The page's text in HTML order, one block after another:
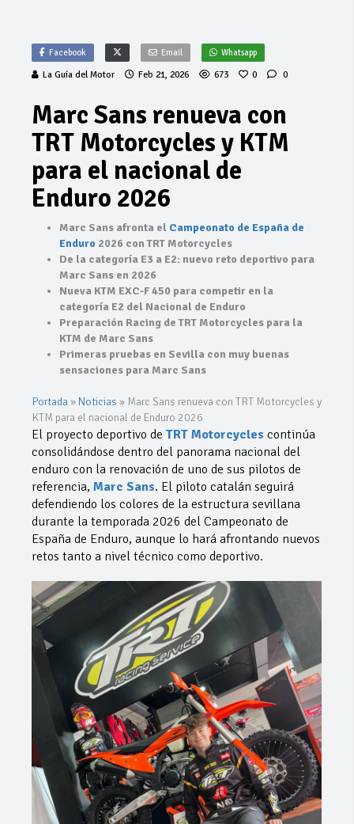
Facebook Email Whatsapp
La Guía del Motor Feb 21, 2026 673 0 0
Marc Sans renueva con
TRT Motorcycles y KTM
para el nacional de
Enduro 2026
Marc Sans afronta el Campeonato de España de
Enduro 2026 con TRT Motorcycles
De la categoría E3 a E2: nuevo reto deportivo para
Marc Sans en 2026
Nueva KTM EXC-F 450 para competir en la
categoría E2 del Nacional de Enduro
Preparación Racing de TRT Motorcycles para la
KTM de Marc Sans
Primeras pruebas en Sevilla con muy buenas
sensaciones para Marc Sans
Portada » Noticias » Marc Sans renueva con TRT Motorcycles y
KTM para el nacional de Enduro 2026
El proyecto deportivo de TRT Motorcycles continúa
consolidándose dentro del panorama nacional del
enduro con la renovación de uno de sus pilotos de
referencia, Marc Sans. El piloto catalán seguirá
defendiendo los colores de la estructura sevillana
durante la temporada 2026 del Campeonato de
España de Enduro, aunque lo hará afrontando nuevos
retos tanto a nivel técnico como deportivo.